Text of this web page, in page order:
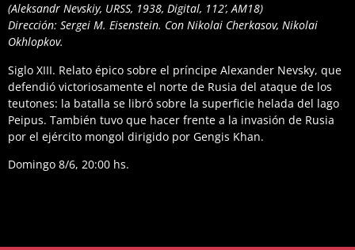
(Aleksandr Nevskiy, URSS, 1938, Digital, 112’, AM18)
Dirección: Sergei M. Eisenstein. Con Nikolai Cherkasov, Nikolai
Okhlopkov.
Siglo XIII. Relato épico sobre el príncipe Alexander Nevsky, que
defendió victoriosamente el norte de Rusia del ataque de los
teutones: la batalla se libró sobre la superficie helada del lago
Peipus. También tuvo que hacer frente a la invasión de Rusia
por el ejército mongol dirigido por Gengis Khan.
Domingo 8/6, 20:00 hs.